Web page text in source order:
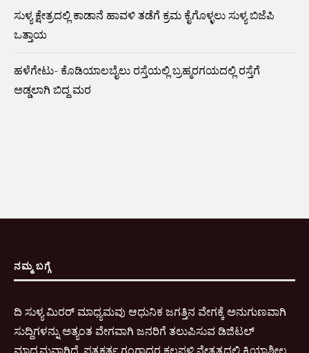
ಸುಳ್ಯ ಕ್ಷೇತ್ರದಲ್ಲಿ ಕಾಡಾನೆ ಹಾವಳಿ ತಡೆಗೆ ಕ್ರಮ ಕೈಗೊಳ್ಳಲು ಸುಳ್ಯ ಬಿಜೆಪಿ
ಒತ್ತಾಯ
ಹಳೆಗೇಟು- ಕೊಡಿಯಾಲಬೈಲು ರಸ್ತೆಯಲ್ಲಿ ಬ್ರಹ್ಮರಗಯದಲ್ಲಿ ರಸ್ತೆಗೆ
ಅಡ್ಡಲಾಗಿ ಬಿದ್ದ ಮರ
ನಮ್ಮ ಬಗ್ಗೆ
ದಿ ಸುಳ್ಯ ಮಿರರ್ ಮಾಧ್ಯಮವು ಆಧುನಿಕ ಜಗತ್ತಿನ ವೇಗಕ್ಕೆ ಅನುಗುಣವಾಗಿ
ಸುದ್ದಿಗಳನ್ನು ಅತ್ಯಂತ ವೇಗವಾಗಿ ಜನರಿಗೆ ತಲುಪಿಸುವ ಡಿಜಿಟಲ್